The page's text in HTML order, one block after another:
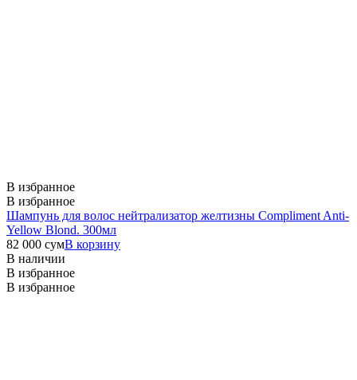
В избранное
В избранное
Шампунь для волос нейтрализатор желтизны Compliment Anti-
Yellow Blond. 300мл
82 000 сумВ корзину
В наличии
В избранное
В избранное